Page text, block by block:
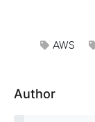
AWS
Author